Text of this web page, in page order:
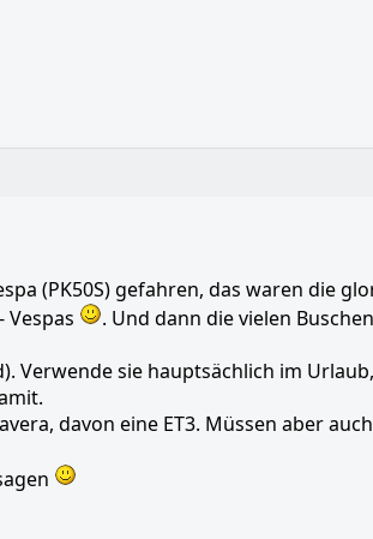
(PK50S) gefahren, das waren die
. Und dann die vielen
Verwende sie hauptsächlich im
davon eine ET3. Müssen aber